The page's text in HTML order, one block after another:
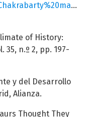
of History:
35, n.º 2, pp. 197-
y del Desarrollo
Alianza.
Thought They